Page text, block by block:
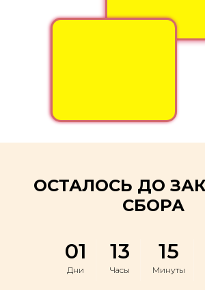
ОСТАЛОСЬ ДО
СБОРА
01
Дни
13
Часы
15
Минуты